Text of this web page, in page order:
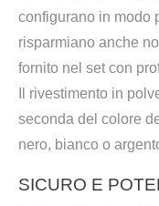
configurano in modo
risparmiano anche
fornito nel set con
Il rivestimento in
seconda del colore
nero, bianco o
SICURO E